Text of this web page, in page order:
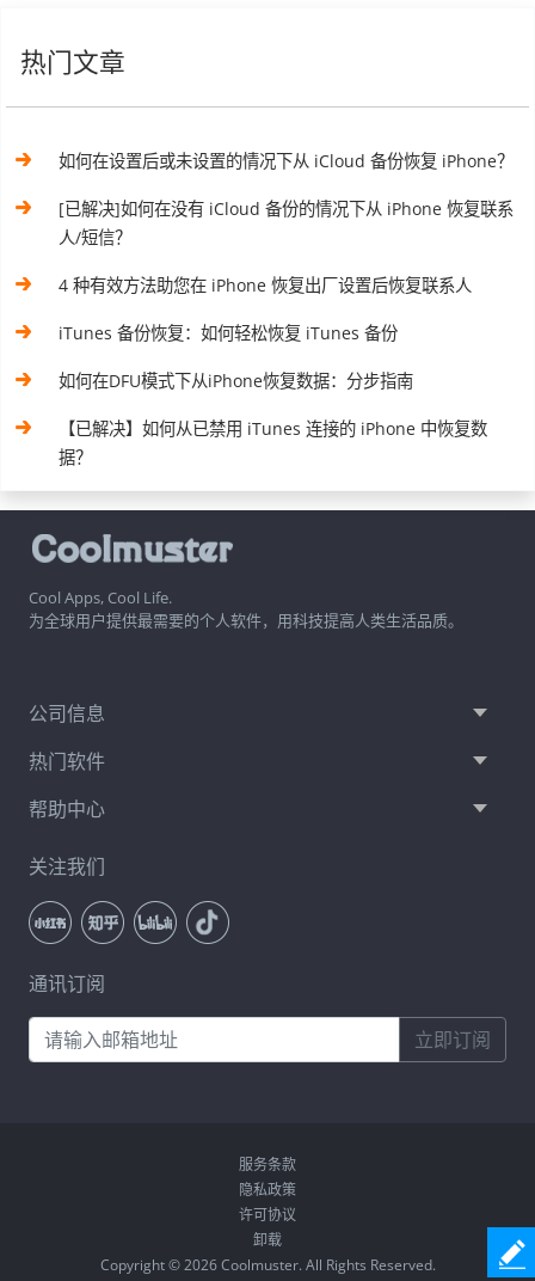
热门文章
如何在设置后或未设置的情况下从 iCloud 备份恢复 iPhone？
[已解决]如何在没有 iCloud 备份的情况下从 iPhone 恢复联系
人/短信？
4 种有效方法助您在 iPhone 恢复出厂设置后恢复联系人
iTunes 备份恢复：如何轻松恢复 iTunes 备份
如何在DFU模式下从iPhone恢复数据：分步指南
【已解决】如何从已禁用 iTunes 连接的 iPhone 中恢复数
据？
Cool Apps, Cool Life.
为全球用户提供最需要的个人软件，用科技提高人类生活品质。
公司信息
热门软件
帮助中心
关注我们
通讯订阅
立即订阅
服务条款
隐私政策
许可协议
卸载
Copyright © 2026 Coolmuster. All Rights Reserved.